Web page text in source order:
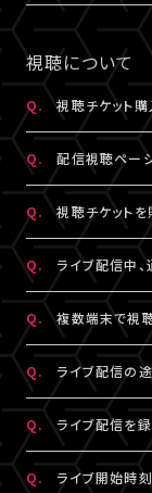
の過程で取得
・お持ちのメ
ことができます。
その他、A!-ID
※未着の場合、
※複数回発行
さい。
い。
※A!-IDが必要
たメールアドレ
LIVESHIPにご
力ください。
※パスワードを
えます。
▼以下もあわ
1.ご登録のA!-ID
用になってい
2.推奨環境か
ご利用の環境
い可能性がご
スマートフォン
リ内ブラウジ
は「Safari」、
用ください。
3.全て半角英
必ず半角数字
視聴について
Q. 視聴チケット
A.
LIVESHIPにて
のうえ、ご視聴
配信視聴ペー
内「チケット購
※「決済完了の
※アーカイブ配
す。
※コンビニ決済
金）完了後にご
Q. 配信視聴ペー
A.
配信視聴ペー
れたA!-ID（メ
力ください。
※パスワードを
えます。
▼以下もあわせ
1.ご登録のA!-
用になってい
2.推奨環境か
ご利用の環境
Q. 視聴チケット
A.
視聴チケットを
ID（メールアド
画面右上から
用されているメ
試しください。
※「決済完了の
ID（メールア
Q. ライブ配信中、
A.
本配信の視聴
有線接続、もし
環境に伴う閲
負いかねます。
Q. 複数端末で視
A.
チケット1枚に
複数端末での
アウトされます
Q. ライブ配信の
A.
ライブ配信の
の再生となりま
Q. ライブ配信を録
A.
原則、カメラ・
止いたします。
Q. ライブ開始時